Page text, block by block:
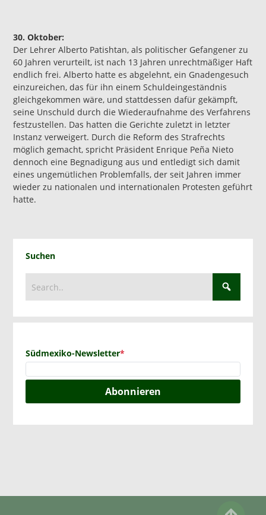
30. Oktober:
Der Lehrer Alberto Patishtan, als politischer Gefangener zu
60 Jahren verurteilt, ist nach 13 Jahren unrechtmäßiger Haft
endlich frei. Alberto hatte es abgelehnt, ein Gnadengesuch
einzureichen, das für ihn einem Schuldeingeständnis
gleichgekommen wäre, und stattdessen dafür gekämpft,
seine Unschuld durch die Wiederaufnahme des Verfahrens
festzustellen. Das hatten die Gerichte zuletzt in letzter
Instanz verweigert. Durch die Reform des Strafrechts
möglich gemacht, spricht Präsident Enrique Peña Nieto
dennoch eine Begnadigung aus und entledigt sich damit
eines ungemütlichen Problemfalls, der seit Jahren immer
wieder zu nationalen und internationalen Protesten geführt
hatte.
Suchen
Südmexiko-Newsletter*
Abonnieren